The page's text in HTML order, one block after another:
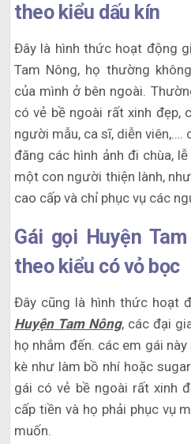
theo kiểu dấu kín
Đây là hình thức hoạt động
Tam Nông, họ thường
của mình ở bên ngoài.
có vẻ bề ngoài rất xinh đẹp,
người mẫu, ca sĩ, diễn
đăng các hình ảnh đi chùa,
một con người thiện lành,
cao cấp và chỉ phục vụ các
Gái gọi Huyện
theo kiểu có vỏ bọc
Đây cũng là hình thức hoạt
Huyện Tam Nông, các đại
họ nhắm đến. các em gái
kè như làm bồ nhí hoặc
gái có vẻ bề ngoài rất xinh
cấp tiền và họ phải phục vụ
muốn.